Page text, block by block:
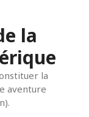
la
la
aventure